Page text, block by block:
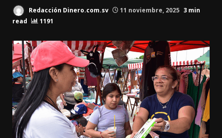
Redacción Dinero.com.sv 11 noviembre, 2025 3 min
read
1191